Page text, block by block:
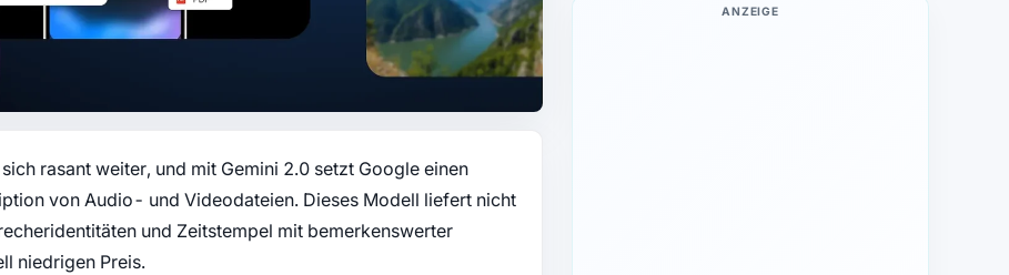
rasant weiter, und mit Gemini 2.0 setzt Google einen
von Audio- und Videodateien. Dieses Modell liefert nicht
und Zeitstempel mit bemerkenswerter
niedrigen Preis.
ANZEIGE